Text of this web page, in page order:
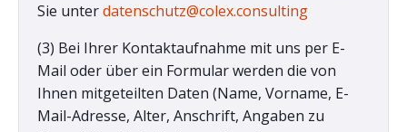
Sie unterdatenschutz@colex.consulting
(3) Bei Ihrer Kontaktaufnahme mit uns per E-
Mail oder über ein Formular werden die von
Ihnen mitgeteilten Daten (Name, Vorname, E-
Mail-Adresse, Alter, Anschrift, Angaben zu